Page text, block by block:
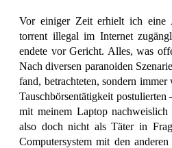
Vor einiger Zeit erhielt ich eine
torrent illegal im Internet
endete vor Gericht. Alles, was
Nach diversen paranoiden
fand, betrachteten, sondern
Tauschbörsentätigkeit
mit meinem Laptop
also doch nicht als Täter in
Computersystem mit den